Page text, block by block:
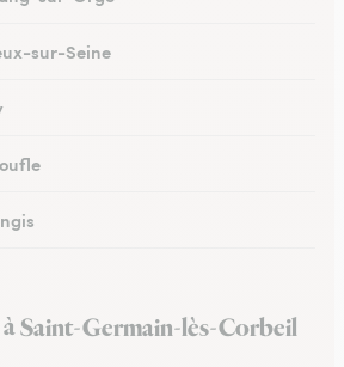
sur-Seine
Saint-Germain-lès-Corbeil